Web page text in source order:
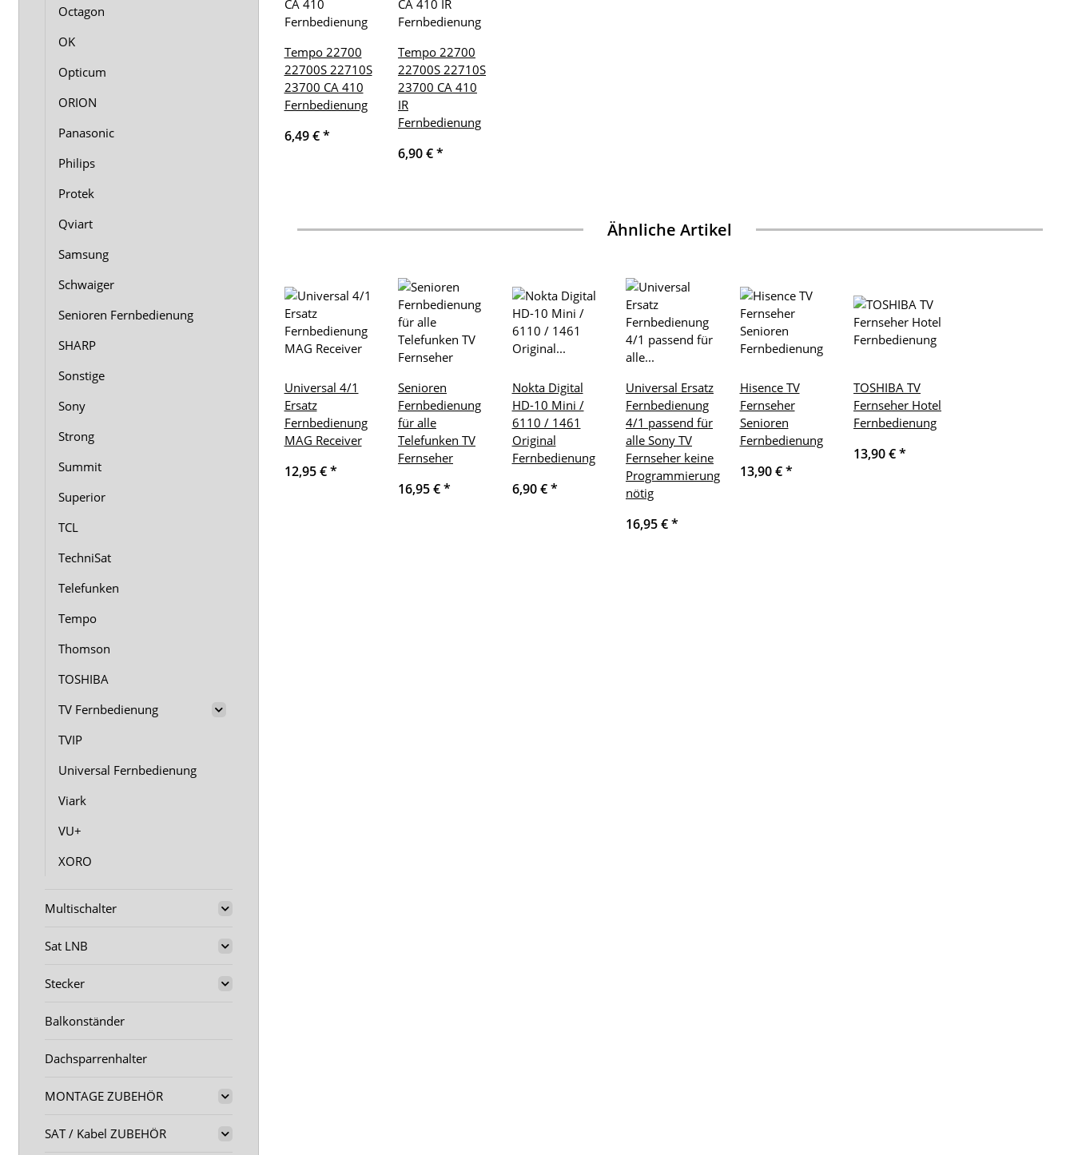
Tempo 22700
22700S 22710S
23700 CA 410
Fernbedienung
6,49 €*
Tempo 22700
22700S 22710S
23700 CA 410
IR
Fernbedienung
6,90 €*
Ähnliche Artikel
Universal 4/1
Ersatz
Fernbedienung
MAG Receiver
12,95 €*
Senioren
Fernbedienung
für alle
Telefunken TV
Fernseher
16,95 €*
Nokta Digital
HD-10 Mini /
6110 / 1461
Original
Fernbedienung
6,90 €*
Universal Ersatz
Fernbedienung
4/1 passend für
alle Sony TV
Fernseher keine
Programmierung
nötig
16,95 €*
Hisence TV
Fernseher
Senioren
Fernbedienung
13,90 €*
TOSHIBA TV
Fernseher Hotel
Fernbedienung
13,90 €*
Octagon
OK
Opticum
ORION
Panasonic
Philips
Protek
Qviart
Samsung
Schwaiger
Senioren Fernbedienung
SHARP
Sonstige
Sony
Strong
Summit
Superior
TCL
TechniSat
Telefunken
Tempo
Thomson
TOSHIBA
TV Fernbedienung
TVIP
Universal Fernbedienung
Viark
VU+
XORO
Multischalter
Sat LNB
Stecker
Balkonständer
Dachsparrenhalter
MONTAGE ZUBEHÖR
SAT / Kabel ZUBEHÖR